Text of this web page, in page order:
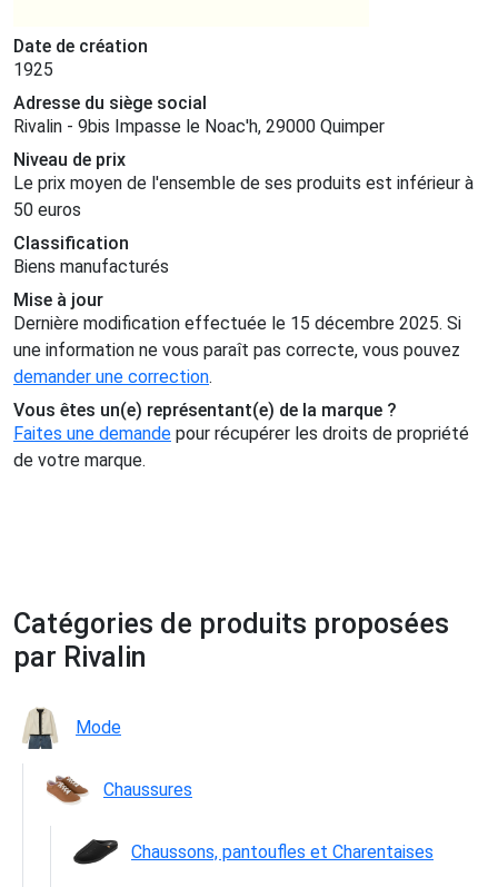
Date de création
1925
Adresse du siège social
Rivalin - 9bis Impasse le Noac'h, 29000 Quimper
Niveau de prix
Le prix moyen de l'ensemble de ses produits est inférieur à
50 euros
Classification
Biens manufacturés
Mise à jour
Dernière modification effectuée le 15 décembre 2025. Si
une information ne vous paraît pas correcte, vous pouvez
demander une correction.
Vous êtes un(e) représentant(e) de la marque ?
Faites une demande pour récupérer les droits de propriété
de votre marque.
Catégories de produits proposées
par Rivalin
Mode
Chaussures
Chaussons, pantoufles et Charentaises